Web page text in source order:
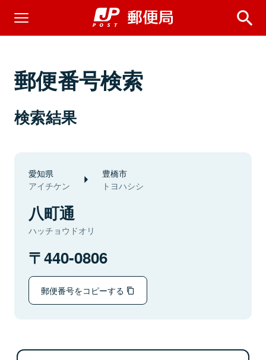
郵便番号検索
検索結果
愛知県
アイチケン
豊橋市
トヨハシシ
八町通
ハッチョウドオリ
440-0806
郵便番号をコピーする